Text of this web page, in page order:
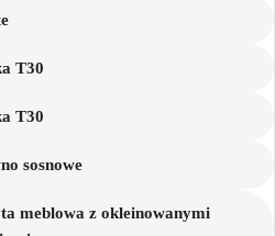
T30
T30
sosnowe
meblowa z okleinowanymi